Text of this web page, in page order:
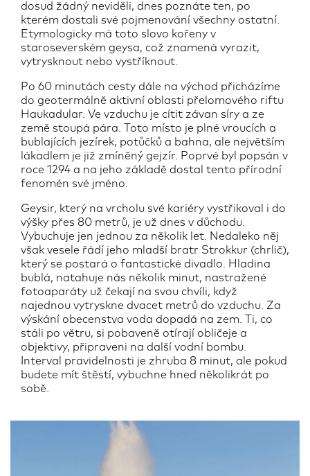
dosud žádný neviděli, dnes poznáte ten, po
kterém dostali své pojmenování všechny ostatní.
Etymologicky má toto slovo kořeny v
staroseverském geysa, což znamená vyrazit,
vytrysknout nebo vystříknout.
Po 60 minutách cesty dále na východ přicházíme
do geotermálně aktivní oblasti přelomového riftu
Haukadular. Ve vzduchu je cítit závan síry a ze
země stoupá pára. Toto místo je plné vroucích a
bublajících jezírek, potůčků a bahna, ale největším
lákadlem je již zmíněný gejzír. Poprvé byl popsán v
roce 1294 a na jeho základě dostal tento přírodní
fenomén své jméno.
Geysir, který na vrcholu své kariéry vystřikoval i do
výšky přes 80 metrů, je už dnes v důchodu.
Vybuchuje jen jednou za několik let. Nedaleko něj
však vesele řádí jeho mladší bratr Strokkur (chrlič),
který se postará o fantastické divadlo. Hladina
bublá, natahuje nás několik minut, nastražené
fotoaparáty už čekají na svou chvíli, když
najednou vytryskne dvacet metrů do vzduchu. Za
výskání obecenstva voda dopadá na zem. Ti, co
stáli po větru, si pobaveně otírají obličeje a
objektivy, připraveni na další vodní bombu.
Interval pravidelnosti je zhruba 8 minut, ale pokud
budete mít štěstí, vybuchne hned několikrát po
sobě.